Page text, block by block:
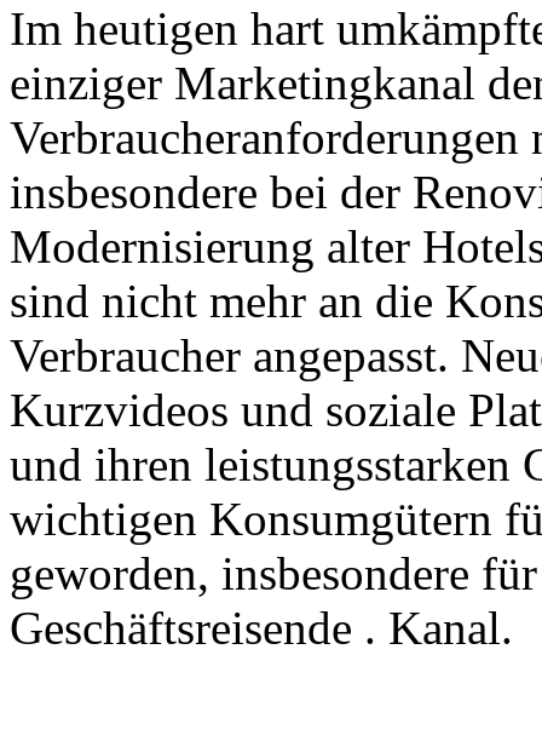
Im heutigen hart
einziger Marketingkanal
insbesondere bei der
Modernisierung alter
sind nicht mehr an die
Verbraucher angepasst.
Kurzvideos und soziale
und ihren leistungsstarken
wichtigen Konsumgütern
geworden, insbesondere
Geschäftsreisende . Kanal.